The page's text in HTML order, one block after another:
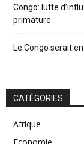
Congo: lutte
primature
Le Congo serait
CATÉGORIES
Afrique
Economie